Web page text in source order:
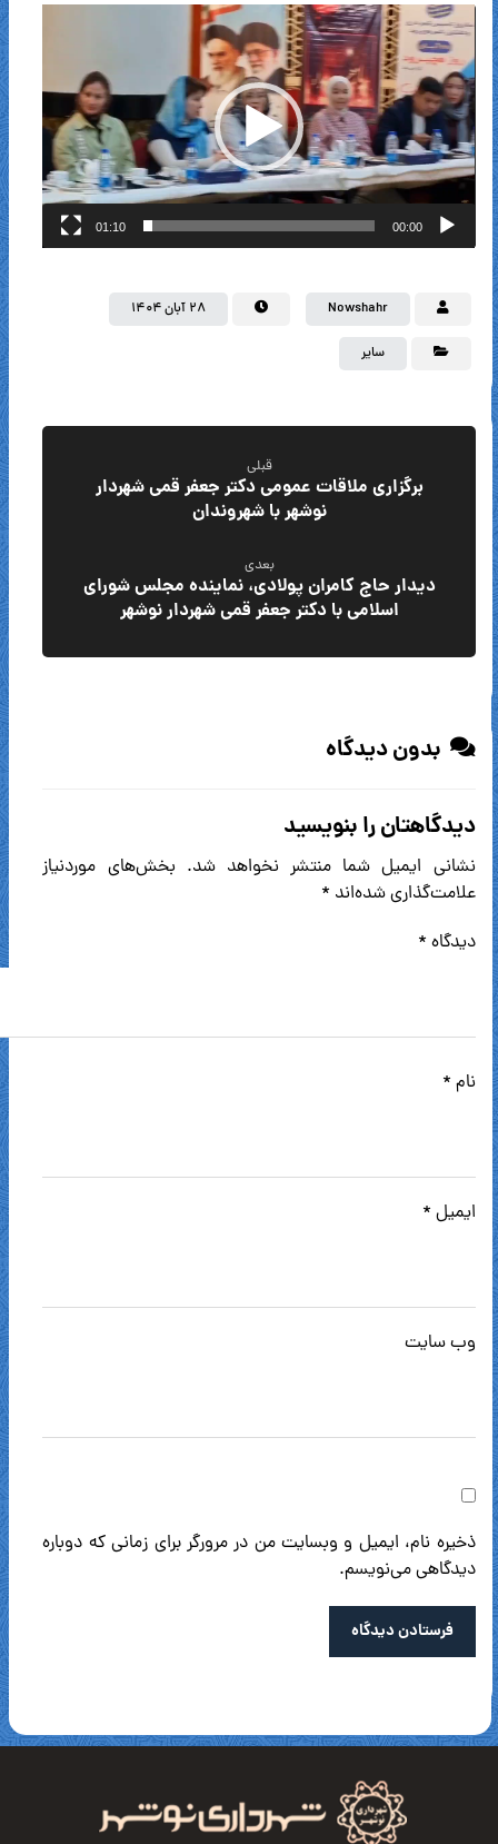
نمایشگر
ویدیو
00:00
01:10
Nowshahr ۲۸ آبان ۱۴۰۴
سایر
قبلی
برگزاری ملاقات عمومی دکتر جعفر قمی شهردار
نوشهر با شهروندان
بعدی
دیدار حاج کامران پولادی، نماینده مجلس شورای
اسلامی با دکتر جعفر قمی شهردار نوشهر
بدون دیدگاه
دیدگاهتان را بنویسید
نشانی ایمیل شما منتشر نخواهد شد. بخش‌های موردنیاز
علامت‌گذاری شده‌اند *
دیدگاه *
نام *
ایمیل *
وب‌ سایت
ذخیره نام، ایمیل و وبسایت من در مرورگر برای زمانی که دوباره
دیدگاهی می‌نویسم.
فرستادن دیدگاه